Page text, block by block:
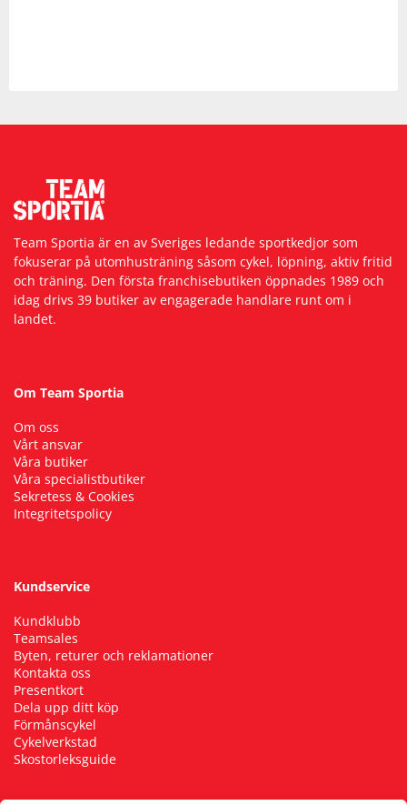
Team Sportia är en av Sveriges ledande sportkedjor som
fokuserar på utomhusträning såsom cykel, löpning, aktiv fritid
och träning. Den första franchisebutiken öppnades 1989 och
idag drivs 39 butiker av engagerade handlare runt om i
landet.
Om Team Sportia
Om oss
Vårt ansvar
Våra butiker
Våra specialistbutiker
Sekretess & Cookies
Integritetspolicy
Kundservice
Kundklubb
Teamsales
Byten, returer och reklamationer
Kontakta oss
Presentkort
Dela upp ditt köp
Förmånscykel
Cykelverkstad
Skostorleksguide